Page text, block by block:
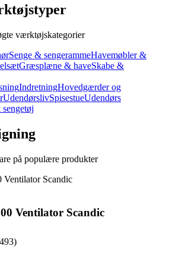
værktøjskategorier
Senge & sengerammeHavemøbler &
Græsplæne & haveSkabe &
IndretningHovedgærder og
UdendørslivSpisestueUdendørs
på populære produkter
Ventilator Scandic
)